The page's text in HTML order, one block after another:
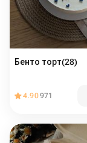
Бенто торт(28)
4.90971